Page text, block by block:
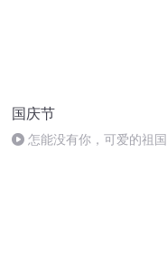
国庆节
怎能没有你，可爱的祖国